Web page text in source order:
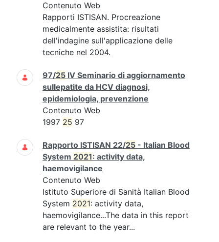
Contenuto Web
Rapporti ISTISAN. Procreazione
medicalmente assistita: risultati
dell'indagine sull'applicazione delle
tecniche nel 2004.
97/25 IV Seminario di aggiornamento
sullepatite da HCV diagnosi,
epidemiologia, prevenzione
Contenuto Web
1997 25 97
Rapporto ISTISAN 22/25 - Italian Blood
System 2021: activity data,
haemovigilance
Contenuto Web
Istituto Superiore di Sanità Italian Blood
System 2021: activity data,
haemovigilance...The data in this report
are relevant to the year...